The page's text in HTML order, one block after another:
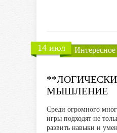
14 июл Интересное
МЫШЛЕНИЕ
Среди огромного
игры подходят не
развить навыки и